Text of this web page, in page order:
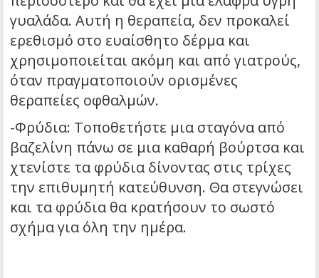
γυαλάδα. Αυτή η θεραπεία, δεν προκαλεί
ερεθισμό στο ευαίσθητο δέρμα και
χρησιμοποιείται ακόμη και από γιατρούς,
όταν πραγματοποιούν ορισμένες
θεραπείες οφθαλμών.
-Φρύδια: Τοποθετήστε μια σταγόνα από
βαζελίνη πάνω σε μια καθαρή βούρτσα και
χτενίστε τα φρύδια δίνοντας στις τρίχες
την επιθυμητή κατεύθυνση. Θα στεγνώσει
και τα φρύδια θα κρατήσουν το σωστό
σχήμα για όλη την ημέρα.